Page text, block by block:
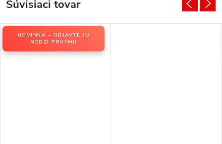
Súvisiaci tovar
NOVINKA – OBJAVTE JU
MEDZI PRVÝMI!